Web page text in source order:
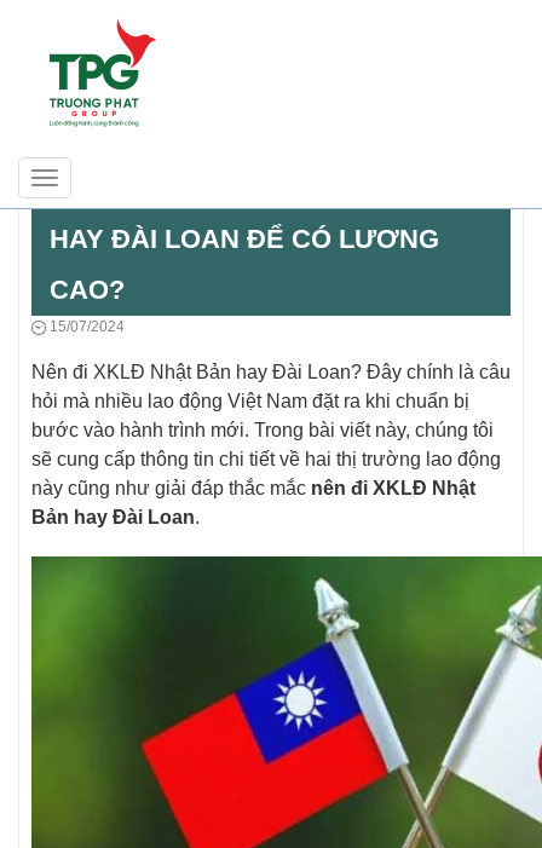
Toggle
navigation
NĂM 2024 NÊN ĐI XKLĐ NHẬT BẢN
HAY ĐÀI LOAN ĐỂ CÓ LƯƠNG
CAO?
15/07/2024
Nên đi XKLĐ Nhật Bản hay Đài Loan? Đây chính là câu
hỏi mà nhiều lao động Việt Nam đặt ra khi chuẩn bị
bước vào hành trình mới. Trong bài viết này, chúng tôi
sẽ cung cấp thông tin chi tiết về hai thị trường lao động
này cũng như giải đáp thắc mắc nên đi XKLĐ Nhật
Bản hay Đài Loan.